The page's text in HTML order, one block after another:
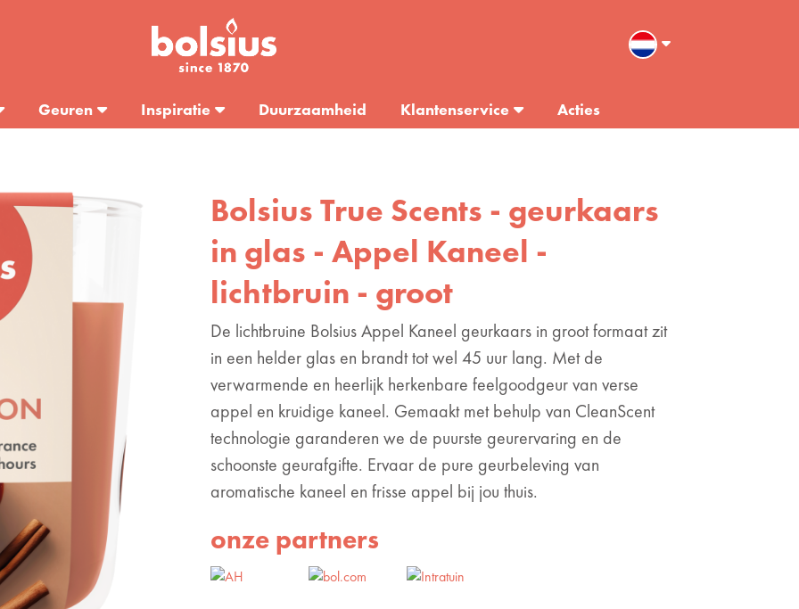
Geuren Inspiratie Duurzaamheid Klantenservice Acties
Bolsius True Scents - geurkaars
in glas - Appel Kaneel -
lichtbruin - groot
De lichtbruine Bolsius Appel Kaneel geurkaars in groot formaat zit
in een helder glas en brandt tot wel 45 uur lang. Met de
verwarmende en heerlijk herkenbare feelgoodgeur van verse
appel en kruidige kaneel. Gemaakt met behulp van CleanScent
technologie garanderen we de puurste geurervaring en de
schoonste geurafgifte. Ervaar de pure geurbeleving van
aromatische kaneel en frisse appel bij jou thuis.
onze partners